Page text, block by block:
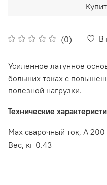
(0) В
Усиленное латунное
больших токах с
полезной нагрузки.
Технические
Max сварочный ток, А 200
Вес, кг 0.43